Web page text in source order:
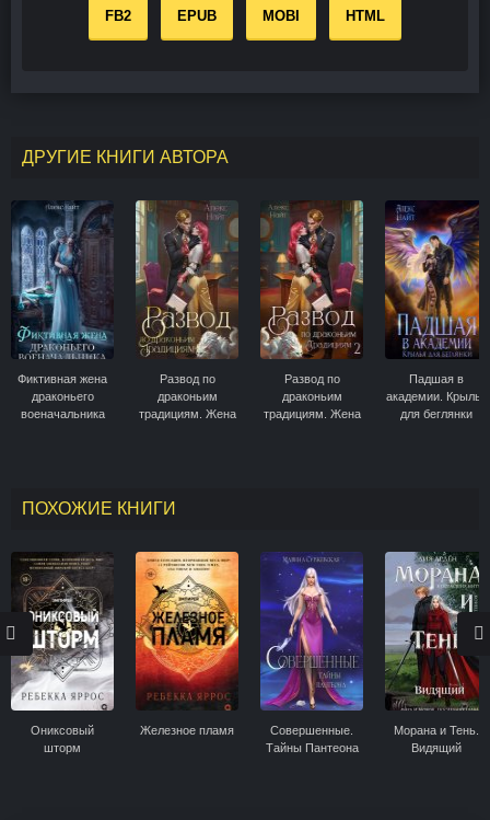
FB2 EPUB MOBI HTML
ДРУГИЕ КНИГИ АВТОРА
Фиктивная жена
драконьего
военачальника
Развод по
драконьим
традициям. Жена
Развод по
драконьим
традициям. Жена
Падшая в
академии. Крылья
для беглянки
ПОХОЖИЕ КНИГИ
Ониксовый
шторм
Железное пламя
Совершенные.
Тайны Пантеона
Морана и Тень.
Видящий